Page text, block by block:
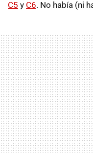
C5 y C6. No había (ni